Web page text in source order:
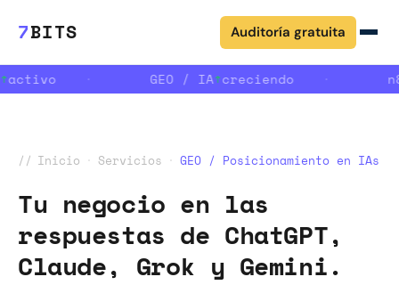
7BITS Auditoría gratuita
activo GEO / IA↑creciendo
// Inicio · Servicios · GEO / Posicionamiento en IAs
Tu negocio en las
respuestas de ChatGPT,
Claude, Grok y Gemini.